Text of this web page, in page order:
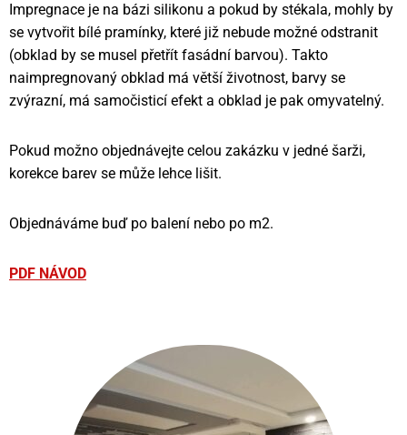
Impregnace je na bázi silikonu a pokud by stékala, mohly by
se vytvořit bílé pramínky, které již nebude možné odstranit
(obklad by se musel přetřít fasádní barvou). Takto
naimpregnovaný obklad má větší životnost, barvy se
zvýrazní, má samočisticí efekt a obklad je pak omyvatelný.
Pokud možno objednávejte celou zakázku v jedné šarži,
korekce barev se může lehce lišit.
Objednáváme buď po balení nebo po m2.
PDF NÁVOD